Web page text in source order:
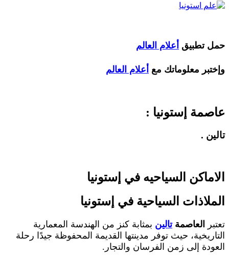
تطبيقأعلام العالم
معلوماتك معأعلام العالم
إستونيا :
.
السياحيه في إستونيا
السياحية في إستونيا
العاصمةتالينبمثابة كنز من الهندسة المعمارية
حيث توفر مدينتها القديمة المحفوظة جيدًا رحلة
إلى زمن الفرسان والتجار.